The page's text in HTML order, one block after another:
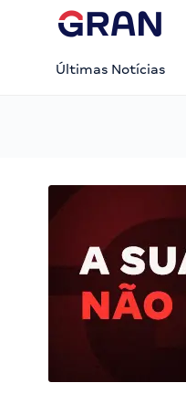
Últimas Notícias